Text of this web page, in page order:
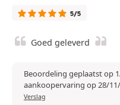
5/5
Goed geleverd
Beoordeling geplaatst op
aankoopervaring op 28/
Verslag